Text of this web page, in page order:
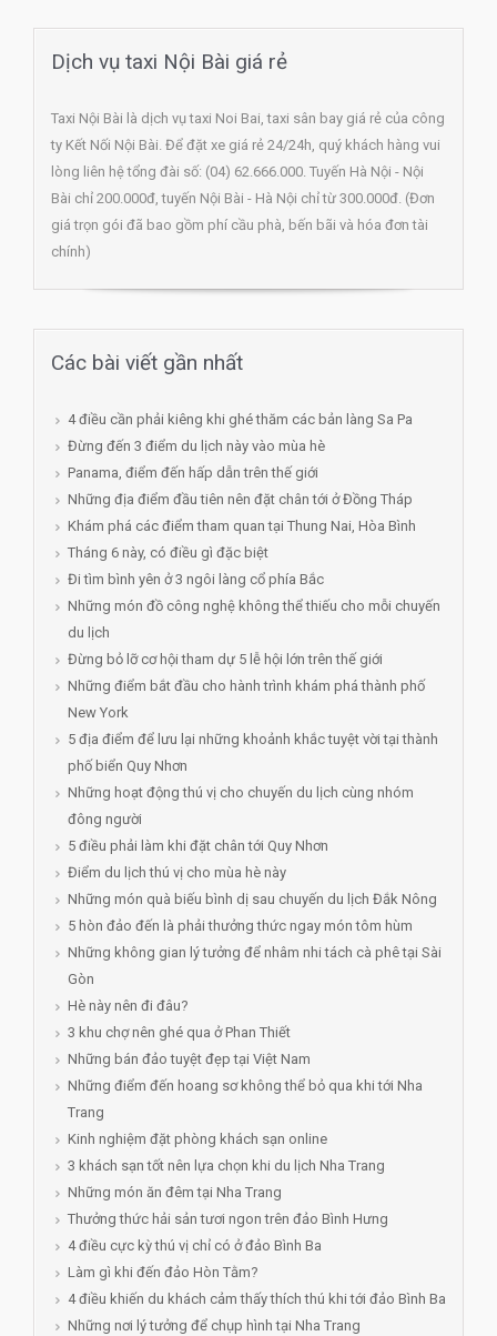
Dịch vụ taxi Nội Bài giá rẻ
Taxi Nội Bài là dịch vụ taxi Noi Bai, taxi sân bay giá rẻ của công
ty Kết Nối Nội Bài. Để đặt xe giá rẻ 24/24h, quý khách hàng vui
lòng liên hệ tổng đài số: (04) 62.666.000. Tuyến Hà Nội - Nội
Bài chỉ 200.000đ, tuyến Nội Bài - Hà Nội chỉ từ 300.000đ. (Đơn
giá trọn gói đã bao gồm phí cầu phà, bến bãi và hóa đơn tài
chính)
Các bài viết gần nhất
4 điều cần phải kiêng khi ghé thăm các bản làng Sa Pa
Đừng đến 3 điểm du lịch này vào mùa hè
Panama, điểm đến hấp dẫn trên thế giới
Những địa điểm đầu tiên nên đặt chân tới ở Đồng Tháp
Khám phá các điểm tham quan tại Thung Nai, Hòa Bình
Tháng 6 này, có điều gì đặc biệt
Đi tìm bình yên ở 3 ngôi làng cổ phía Bắc
Những món đồ công nghệ không thể thiếu cho mỗi chuyến
du lịch
Đừng bỏ lỡ cơ hội tham dự 5 lễ hội lớn trên thế giới
Những điểm bắt đầu cho hành trình khám phá thành phố
New York
5 địa điểm để lưu lại những khoảnh khắc tuyệt vời tại thành
phố biển Quy Nhơn
Những hoạt động thú vị cho chuyến du lịch cùng nhóm
đông người
5 điều phải làm khi đặt chân tới Quy Nhơn
Điểm du lịch thú vị cho mùa hè này
Những món quà biếu bình dị sau chuyến du lịch Đắk Nông
5 hòn đảo đến là phải thưởng thức ngay món tôm hùm
Những không gian lý tưởng để nhâm nhi tách cà phê tại Sài
Gòn
Hè này nên đi đâu?
3 khu chợ nên ghé qua ở Phan Thiết
Những bán đảo tuyệt đẹp tại Việt Nam
Những điểm đến hoang sơ không thể bỏ qua khi tới Nha
Trang
Kinh nghiệm đặt phòng khách sạn online
3 khách sạn tốt nên lựa chọn khi du lịch Nha Trang
Những món ăn đêm tại Nha Trang
Thưởng thức hải sản tươi ngon trên đảo Bình Hưng
4 điều cực kỳ thú vị chỉ có ở đảo Bình Ba
Làm gì khi đến đảo Hòn Tằm?
4 điều khiến du khách cảm thấy thích thú khi tới đảo Bình Ba
Những nơi lý tưởng để chụp hình tại Nha Trang